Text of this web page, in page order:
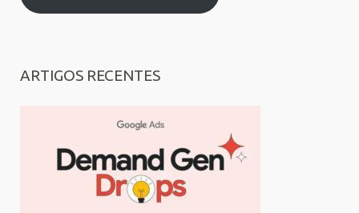
ARTIGOS RECENTES